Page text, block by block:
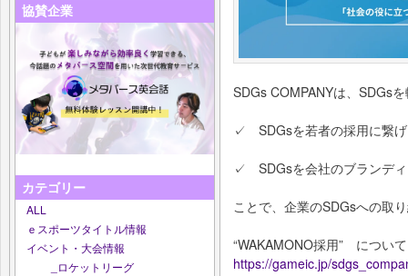
協賛企業
カテゴリー
ALL
ｅスポーツタイトル情報
イベント・大会情報
_ロケットリーグ
SDGs COMPANYは、SDGs
✓ SDGsを若者の採用に繋
✓ SDGsを会社のブランディ
ことで、企業のSDGsへの取
“WAKAMONO採用” につい
https://gameic.jp/